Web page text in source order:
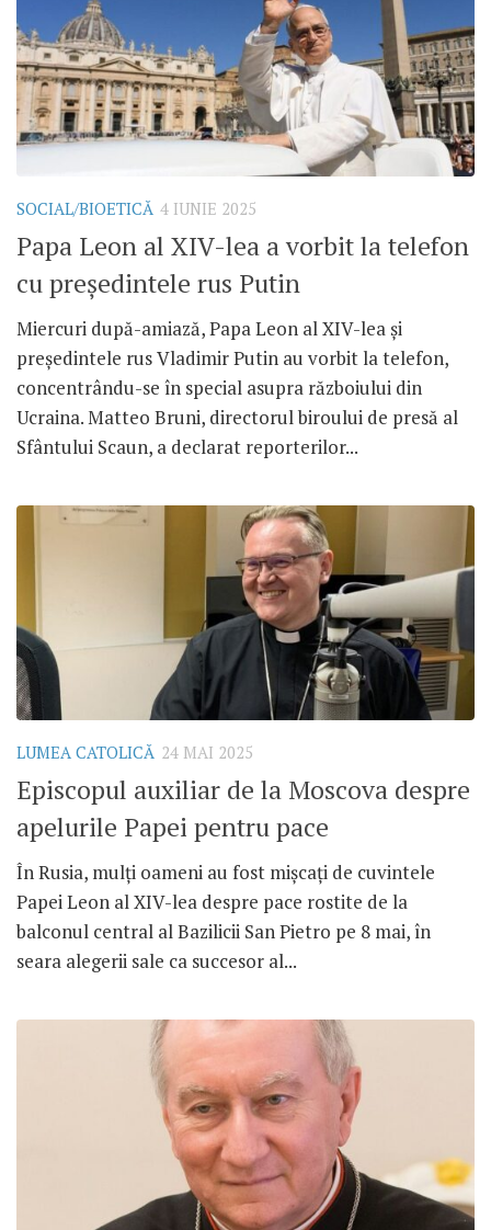
SOCIAL/BIOETICĂ 4 IUNIE 2025
Papa Leon al XIV-lea a vorbit la telefon
cu președintele rus Putin
Miercuri după-amiază, Papa Leon al XIV-lea și
președintele rus Vladimir Putin au vorbit la telefon,
concentrându-se în special asupra războiului din
Ucraina. Matteo Bruni, directorul biroului de presă al
Sfântului Scaun, a declarat reporterilor...
LUMEA CATOLICĂ 24 MAI 2025
Episcopul auxiliar de la Moscova despre
apelurile Papei pentru pace
În Rusia, mulți oameni au fost mișcați de cuvintele
Papei Leon al XIV-lea despre pace rostite de la
balconul central al Bazilicii San Pietro pe 8 mai, în
seara alegerii sale ca succesor al...